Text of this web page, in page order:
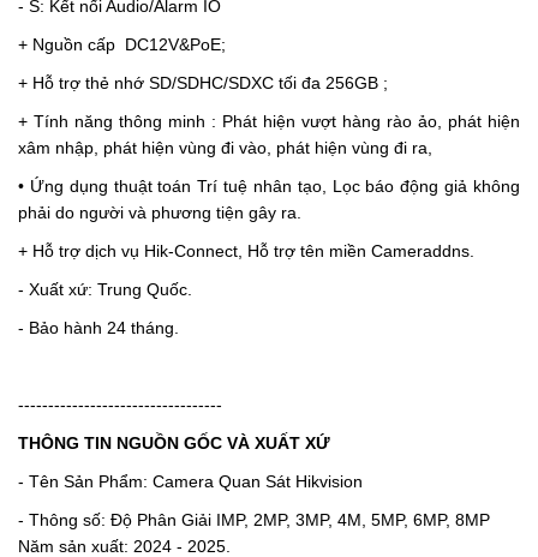
- S: Kết nối Audio/Alarm IO
+ Nguồn cấp DC12V&PoE;
+ Hỗ trợ thẻ nhớ SD/SDHC/SDXC tối đa 256GB ;
+ Tính năng thông minh : Phát hiện vượt hàng rào ảo, phát hiện
xâm nhập, phát hiện vùng đi vào, phát hiện vùng đi ra,
• Ứng dụng thuật toán Trí tuệ nhân tạo, Lọc báo động giả không
phải do người và phương tiện gây ra.
+ Hỗ trợ dịch vụ Hik-Connect, Hỗ trợ tên miền Cameraddns.
- Xuất xứ: Trung Quốc.
- Bảo hành 24 tháng.
----------------------------------
THÔNG TIN NGUỒN GỐC VÀ XUẤT XỨ
- Tên Sản Phẩm: Camera Quan Sát Hikvision
- Thông số: Độ Phân Giải IMP, 2MP, 3MP, 4M, 5MP, 6MP, 8MP
Năm sản xuất: 2024 - 2025.